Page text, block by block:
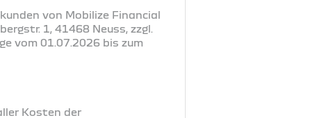
von Mobilize Financial
1, 41468 Neuss, zzgl.
vom 01.07.2026 bis zum
Kosten der